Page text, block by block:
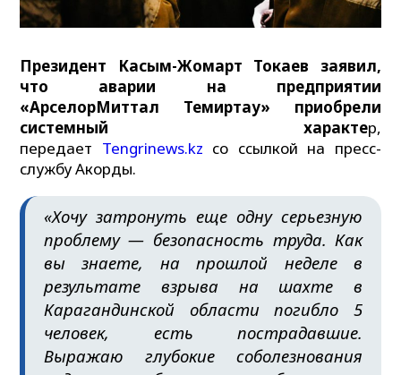
Президент Касым-Жомарт Токаев заявил,
что аварии на предприятии
«АрселорМиттал Темиртау» приобрели
системный характер,
передает Tengrinews.kz со ссылкой на пресс-
службу Акорды.
«Хочу затронуть еще одну серьезную
проблему — безопасность труда. Как
вы знаете, на прошлой неделе в
результате взрыва на шахте в
Карагандинской области погибло 5
человек, есть пострадавшие.
Выражаю глубокие соболезнования